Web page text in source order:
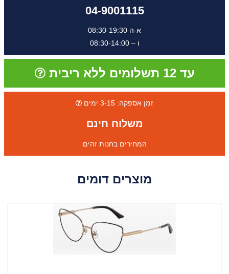
04-9001115
א-ה 08:30-19:30
ו – 08:30-14:00
עד 12 תשלומים ללא ריבית
זמן אספקה: 3-15 ימים
משלוח חינם
המחירים בחנות זהים
מוצרים דומים